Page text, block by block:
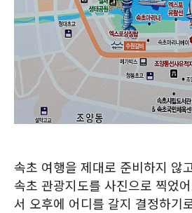
속초 여행을 제대로 준비하지 않
속초 관광지도를 사진으로 찍었
서 오후에 어디를 갈지 결정하기